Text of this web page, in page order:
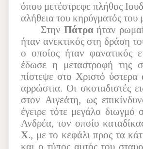
όπου μετέστρεφε πλήθος
αλήθεια του κηρύγματός
Στην Πάτραήταν
ήταν ανεκτικός στη δράση
ο οποίος ήταν φανατικός
έδωσε η μεταστροφή της
πίστεψε στο Χριστό ύστερα
αρρώστια. Οι σκοταδιστές
στον Αιγεάτη, ως
έγειρε τότε μεγάλο διωγμό
Ανδρέα, τον οποίο
Χ., με το κεφάλι προς τα
και ο τύπος αυτός του